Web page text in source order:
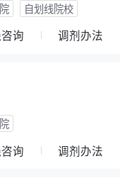
自划线院校
询 调剂办法
询 调剂办法